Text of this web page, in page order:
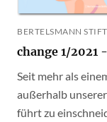
BERTELSMANN
change 1/2021
Seit mehr als
außerhalb
führt zu